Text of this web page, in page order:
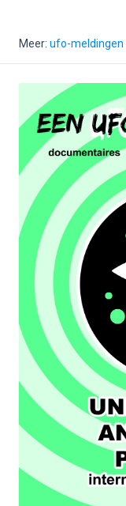
Meer: ufo-meldingen